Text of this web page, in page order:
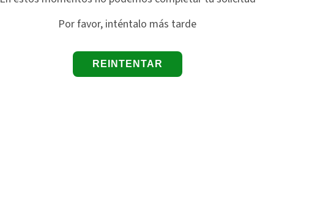
Por favor, inténtalo más tarde
REINTENTAR